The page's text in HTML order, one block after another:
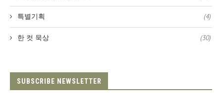
특별기획 (4)
한 컷 묵상 (30)
SUBSCRIBE NEWSLETTER